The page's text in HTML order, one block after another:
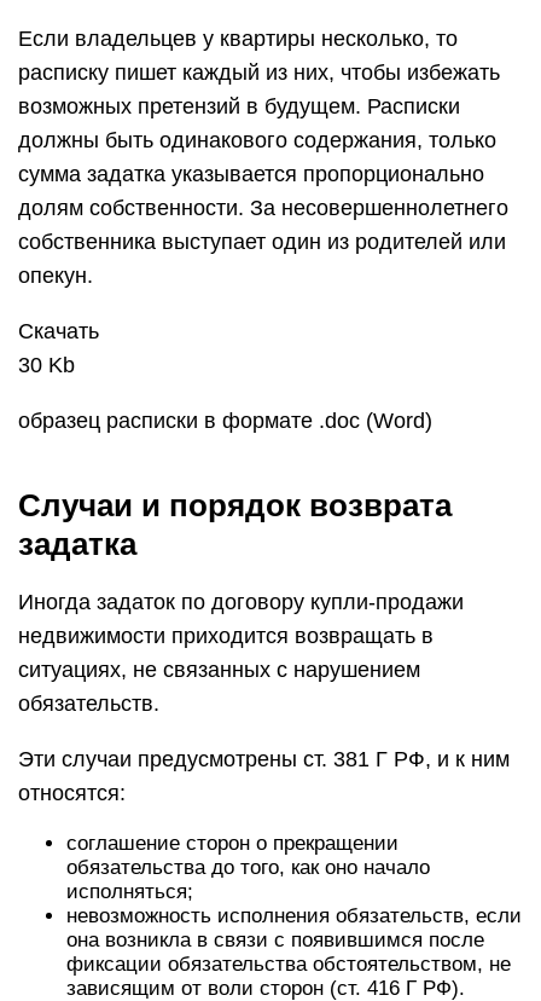
Если владельцев у квартиры несколько, то
расписку пишет каждый из них, чтобы избежать
возможных претензий в будущем. Расписки
должны быть одинакового содержания, только
сумма задатка указывается пропорционально
долям собственности. За несовершеннолетнего
собственника выступает один из родителей или
опекун.
Скачать
30 Kb
образец расписки в формате .doc (Word)
Случаи и порядок возврата
задатка
Иногда задаток по договору купли-продажи
недвижимости приходится возвращать в
ситуациях, не связанных с нарушением
обязательств.
Эти случаи предусмотрены ст. 381 Г РФ, и к ним
относятся:
соглашение сторон о прекращении
обязательства до того, как оно начало
исполняться;
невозможность исполнения обязательств, если
она возникла в связи с появившимся после
фиксации обязательства обстоятельством, не
зависящим от воли сторон (ст. 416 Г РФ).